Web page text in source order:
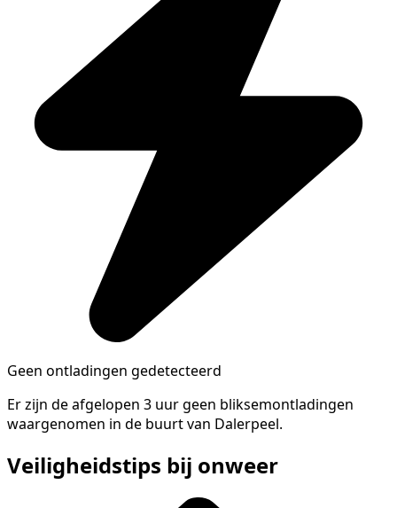
Geen ontladingen gedetecteerd
Er zijn de afgelopen 3 uur geen bliksemontladingen
waargenomen in de buurt van Dalerpeel.
Veiligheidstips bij onweer